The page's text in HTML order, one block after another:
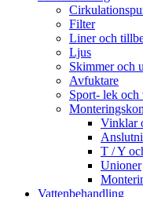
Filter
Liner och
Ljus
Skimmer och
Avfuktare
Sport- lek och
Vinklar
T / Y
Unioner
Vattenbehandling